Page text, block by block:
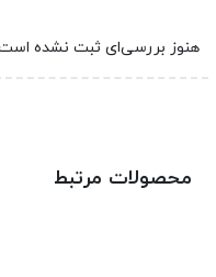
هنوز بررسی‌ای ثبت نشده
محصولات مرتبط